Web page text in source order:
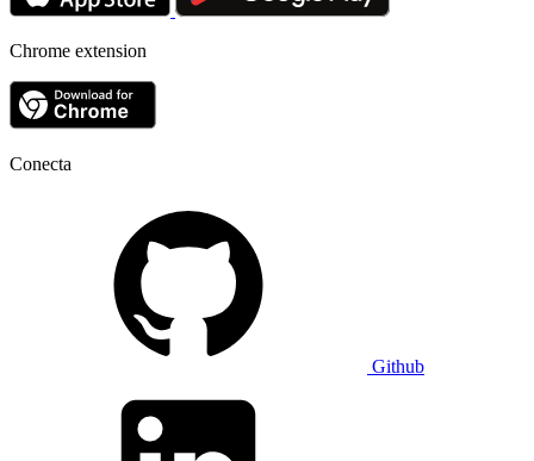
Chrome extension
Conecta
Github